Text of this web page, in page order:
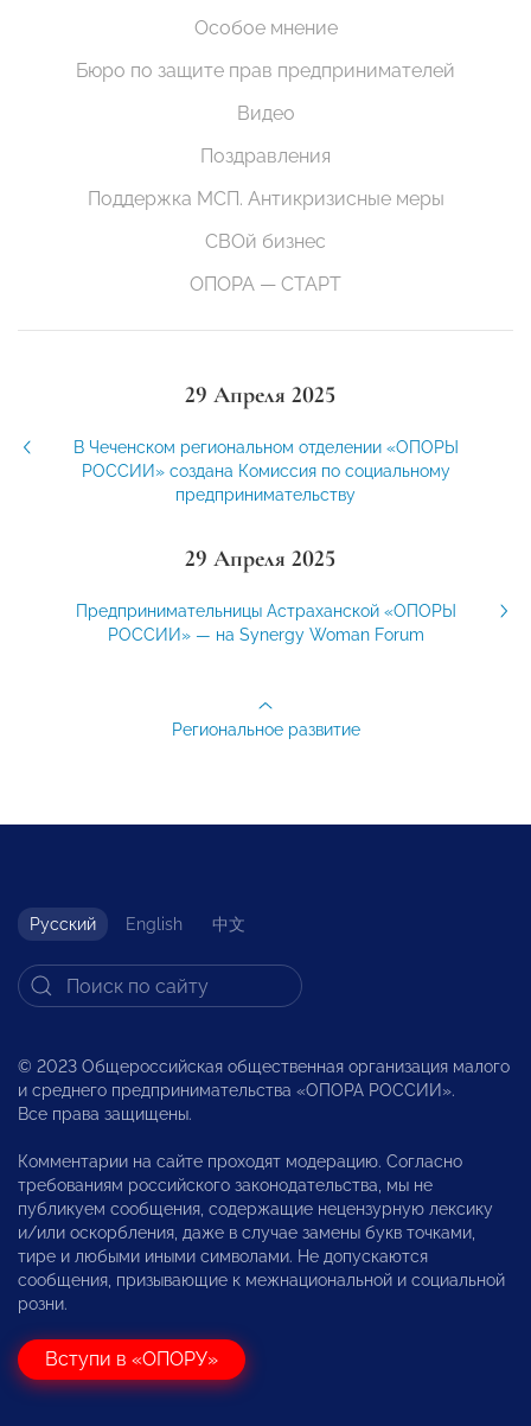
Особое мнение
Бюро по защите прав предпринимателей
Видео
Поздравления
Поддержка МСП. Антикризисные меры
СВОй бизнес
ОПОРА — СТАРТ
29 Апреля 2025
В Чеченском региональном отделении «ОПОРЫ
РОССИИ» создана Комиссия по социальному
предпринимательству
29 Апреля 2025
Предпринимательницы Астраханской «ОПОРЫ
РОССИИ» — на Synergy Woman Forum
Региональное развитие
Русский English 中文
© 2023 Общероссийская общественная организация малого
и среднего предпринимательства «ОПОРА РОССИИ».
Все права защищены.
Комментарии на сайте проходят модерацию. Согласно
требованиям российского законодательства, мы не
публикуем сообщения, содержащие нецензурную лексику
и/или оскорбления, даже в случае замены букв точками,
тире и любыми иными символами. Не допускаются
сообщения, призывающие к межнациональной и социальной
розни.
Вступи в «ОПОРУ»